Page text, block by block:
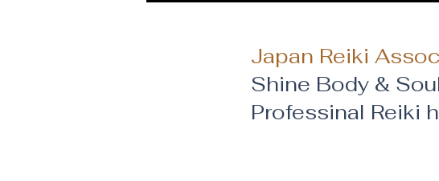
Japan Reiki
Shine Body &
​Professinal Reiki